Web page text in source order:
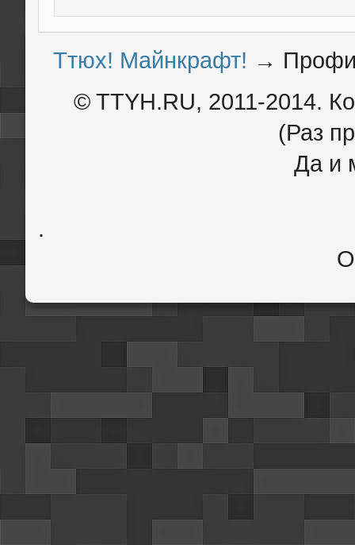
Ттюх! Майнкрафт! →
© TTYH.RU, 2011-2014.
(Раз
Да и
.